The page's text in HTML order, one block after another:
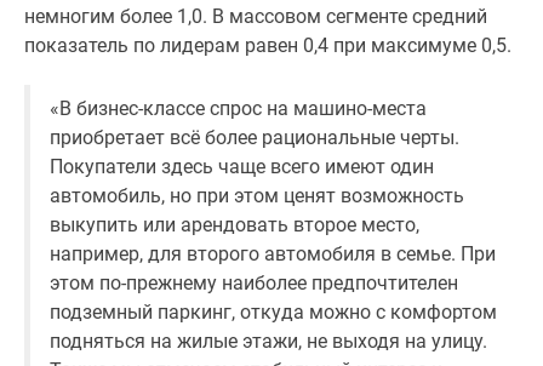
сайте
Машино-
места
Апартаменты
#траншевая
ипотека
#рассрочка
ипотека
Квартиры
немногим более 1,0. В массовом сегменте средний
показатель по лидерам равен 0,4 при максимуме 0,5.
«В бизнес-классе спрос на машино-места
приобретает всё более рациональные черты.
Покупатели здесь чаще всего имеют один
автомобиль, но при этом ценят возможность
выкупить или арендовать второе место,
например, для второго автомобиля в семье. При
этом по-прежнему наиболее предпочтителен
подземный паркинг, откуда можно с комфортом
подняться на жилые этажи, не выходя на улицу.